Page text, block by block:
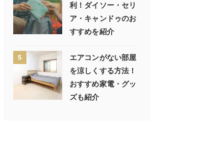
利！ダイソー・セリ
ア・キャンドゥのお
すすめを紹介
5
エアコンがない部屋
を涼しくする方法！
おすすめ家電・グッ
ズも紹介